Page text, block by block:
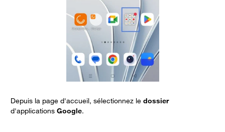
Depuis la page d'accueil, sélectionnez le dossier
d'applications Google.